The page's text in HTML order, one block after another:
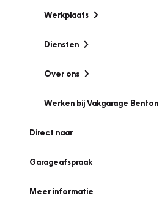
Werkplaats
Diensten
Over ons
Werken bij Vakgarage Benton
Direct naar
Garageafspraak
Meer informatie